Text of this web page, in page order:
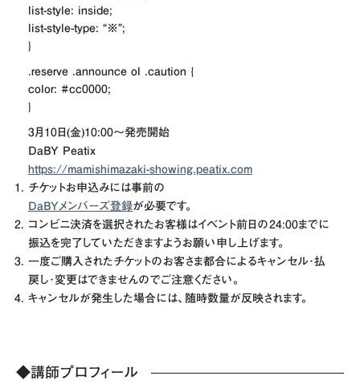
list-style: inside;
list-style-type: “※”;
}
.reserve .announce ol .caution {
color: #cc0000;
}
3月10日(金)10:00〜発売開始
DaBY Peatix
https://mamishimazaki-showing.peatix.com
チケットお申込みには事前の
DaBYメンバーズ登録が必要です。
コンビニ決済を選択されたお客様はイベント前日の24:00までに
振込を完了していただきますようお願い申し上げます。
一度ご購入されたチケットのお客さま都合によるキャンセル･払
戻し･変更はできませんのでご注意ください。
キャンセルが発生した場合には、随時数量が反映されます。
◆講師プロフィール